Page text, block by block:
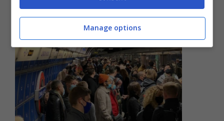
Manage options